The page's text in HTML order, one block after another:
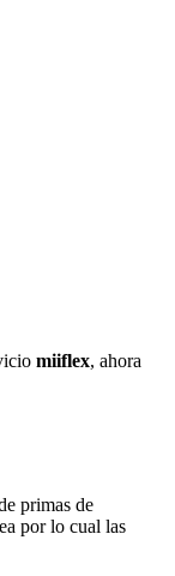
miiflex, ahora
primas de
por lo cual las